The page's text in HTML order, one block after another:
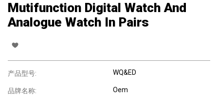
Mutifunction Digital Watch And
Analogue Watch In Pairs
产品型号: WQ&ED
品牌名称: Oem